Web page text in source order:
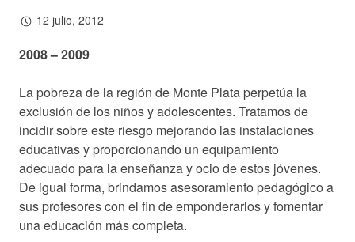
Ayuda Humanitaria
Acción Social
Educación para el Desarrollo
Hazte socio
Entidades solidarias
Donación
12 julio, 2012
2008 – 2009
La pobreza de la región de Monte Plata perpetúa la
exclusión de los niños y adolescentes. Tratamos de
incidir sobre este riesgo mejorando las instalaciones
educativas y proporcionando un equipamiento
adecuado para la enseñanza y ocio de estos jóvenes.
De igual forma, brindamos asesoramiento pedagógico a
sus profesores con el fin de emponderarlos y fomentar
una educación más completa.